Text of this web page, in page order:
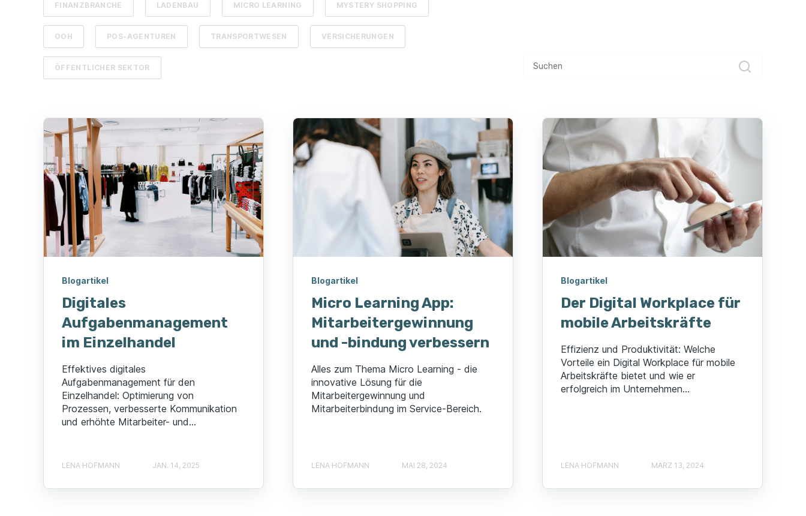
FINANZBRANCHE LADENBAU MICRO LEARNING MYSTERY SHOPPING
OOH POS-AGENTUREN TRANSPORTWESEN VERSICHERUNGEN
ÖFFENTLICHER SEKTOR
Blogartikel
Digitales
Aufgabenmanagement
im Einzelhandel
Effektives digitales
Aufgabenmanagement für den
Einzelhandel: Optimierung von
Prozessen, verbesserte Kommunikation
und erhöhte Mitarbeiter- und...
LENA HOFMANN JAN. 14, 2025
Blogartikel
Micro Learning App:
Mitarbeitergewinnung
und -bindung verbessern
Alles zum Thema Micro Learning - die
innovative Lösung für die
Mitarbeitergewinnung und
Mitarbeiterbindung im Service-Bereich.
LENA HOFMANN MAI 28, 2024
Blogartikel
Der Digital Workplace für
mobile Arbeitskräfte
Effizienz und Produktivität: Welche
Vorteile ein Digital Workplace für mobile
Arbeitskräfte bietet und wie er
erfolgreich im Unternehmen...
LENA HOFMANN MÄRZ 13, 2024